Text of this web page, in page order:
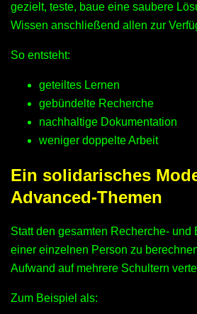
gezielt, teste, baue eine saubere
Wissen anschließend allen zur
So entsteht:
geteiltes Lernen
gebündelte Recherche
nachhaltige Dokumentation
weniger doppelte Arbeit
Ein solidarisches
Advanced-Themen
Statt den gesamten Recherche- und
einer einzelnen Person zu
Aufwand auf mehrere Schultern
Zum Beispiel als: